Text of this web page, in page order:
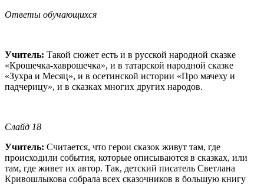
Ответы обучающихся
Учитель: Такой сюжет есть и в русской народной сказке
«Крошечка-хаврошечка», и в татарской народной сказке
«Зухра и Месяц», и в осетинской истории «Про мачеху и
падчерицу», и в сказках многих других народов.
Слайд 18
Учитель: Считается, что герои сказок живут там, где
происходили события, которые описываются в сказках, или
там, где живет их автор. Так, детский писатель Светлана
Кривошлыкова собрала всех сказочников в большую книгу